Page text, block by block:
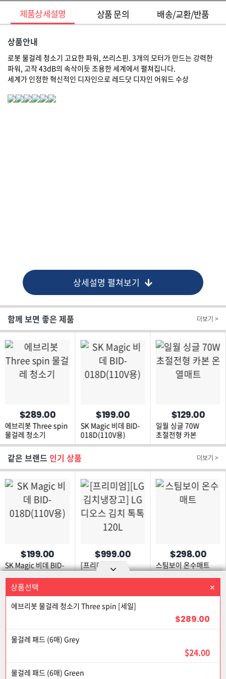
제품상세설명 상품 문의 배송/교환/반품
상품안내
로봇 물걸레 청소기 고요한 파워, 쓰리스핀. 3개의 모터가 만드는 강력한
파워, 고작 43dB의 속삭이듯 조용한 세계에서 펼쳐집니다.
세계가 인정한 혁신적인 디자인으로 레드닷 디자인 어워드 수상
상세설명 펼쳐보기
함께 보면 좋은 제품 더보기 >
$289.00
에브리봇 Three spin
물걸레 청소기
$199.00
SK Magic 비데 BID-
018D(110V용)
$129.00
일월 싱글 70W
초절전형 카본
온열매트
같은 브랜드 인기 상품 더보기 >
$199.00
SK Magic 비데 BID-
018D(110V용)
$999.00
[프리미엄][LG
김치냉장고] LG
$298.00
스팀보이 온수매트
상품을 선택하세요
상품선택
에브리봇 물걸레 청소기 Three spin [세일]
$289.00
물걸레 패드 (6매) Grey
$24.00
물걸레 패드 (6매) Green
로그인 회원가입
©Joongangilbo USA. All Rights Reserved.